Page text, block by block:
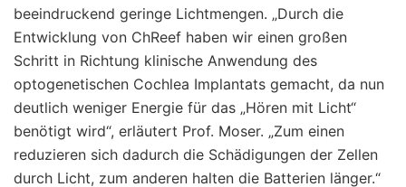
beeindruckend geringe Lichtmengen. „Durch die
Entwicklung von ChReef haben wir einen großen
Schritt in Richtung klinische Anwendung des
optogenetischen Cochlea Implantats gemacht, da nun
deutlich weniger Energie für das „Hören mit Licht“
benötigt wird“, erläutert Prof. Moser. „Zum einen
reduzieren sich dadurch die Schädigungen der Zellen
durch Licht, zum anderen halten die Batterien länger.“